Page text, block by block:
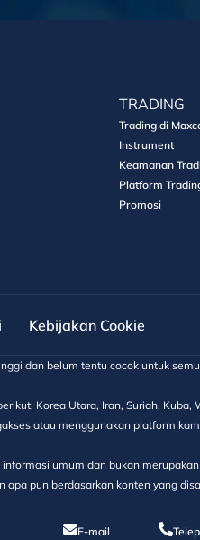
TRADING
Trading di
Instrument
Keamanan
Platform
Promosi
Kebijakan Cookie
dan belum tentu cocok untuk
Korea Utara, Iran, Suriah,
atau menggunakan platform
umum dan bukan
pun berdasarkan konten yang
E-mail